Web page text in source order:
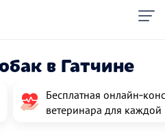
в Гатчине
Бесплатная
ветеринара для